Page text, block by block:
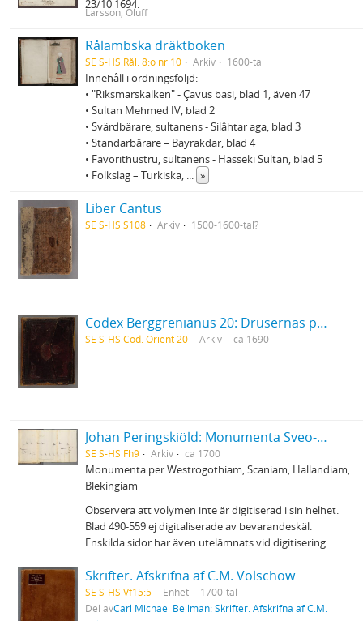
23/10 1694.
Larsson, Oluff
Rålambska dräktboken
SE S-HS Rål. 8:o nr 10 Arkiv 1600-tal
Innehåll i ordningsföljd:
• "Riksmarskalken" - Çavus basi, blad 1, även 47
• Sultan Mehmed IV, blad 2
• Svärdbärare, sultanens - Silâhtar aga, blad 3
• Standarbärare – Bayrakdar, blad 4
• Favorithustru, sultanens - Hasseki Sultan, blad 5
• Folkslag – Turkiska, ... »
Liber Cantus
SE S-HS S108 Arkiv 1500-1600-tal?
Codex Berggrenianus 20: Drusernas på Libanon heliga bok
SE S-HS Cod. Orient 20 Arkiv ca 1690
Johan Peringskiöld: Monumenta Sveo-Gothorum
SE S-HS Fh9 Arkiv ca 1700
Monumenta per Westrogothiam, Scaniam, Hallandiam,
Blekingiam
Observera att volymen inte är digitiserad i sin helhet.
Blad 490-559 ej digitaliserade av bevarandeskäl.
Enskilda sidor har även utelämnats vid digitisering.
Skrifter. Afskrifna af C.M. Völschow
SE S-HS Vf15:5 Enhet
1700-tal
Del avCarl Michael Bellman: Skrifter. Afskrifna af C.M.